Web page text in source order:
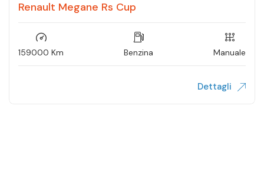
VENDUTA
Renault Megane Rs Cup
159000 Km Benzina Manuale
Dettagli